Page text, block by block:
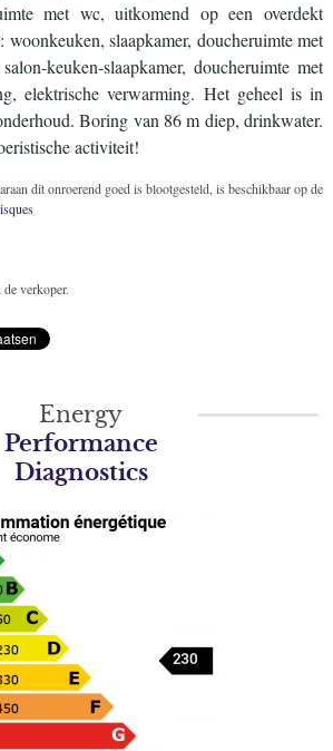
met wc, uitkomend op een overdekt
woonkeuken, slaapkamer, doucheruimte met
keuken-slaapkamer, doucheruimte met
elektrische verwarming. Het geheel is in
Boring van 86 m diep, drinkwater.
activiteit!
dit onroerend goed is blootgesteld, is beschikbaar op de
verkoper.
Energy
Performance
Diagnostics